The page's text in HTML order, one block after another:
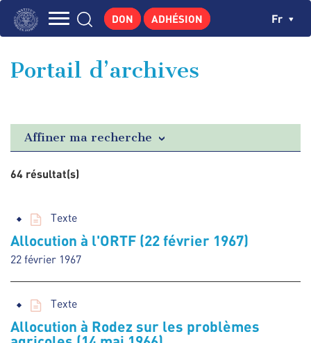
Aller
principale
GEORGES POMPIDOU
PUBLICATIONS
ACTUALITÉS
DON ADHÉSION Fr
Portail d’archives
Affiner ma recherche
64 résultat(s)
Texte
Allocution à l'ORTF (22 février 1967)
22 février 1967
Texte
Allocution à Rodez sur les problèmes
Panneau de gestion des cookies